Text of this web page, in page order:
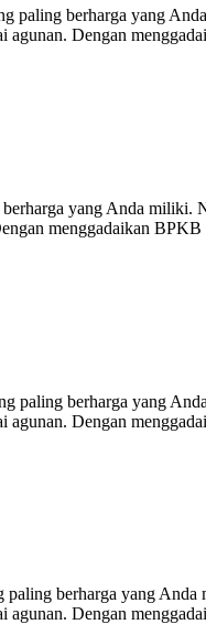
berharga yang
agunan. Dengan
yang Anda miliki.
menggadaikan BPKB
berharga yang
agunan. Dengan
berharga yang
agunan. Dengan